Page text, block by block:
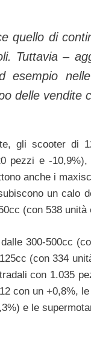
quello di
Tuttavia –
esempio
delle vendite
gli scooter di
pezzi e -
anche i
un calo
(con 538
300-500cc
(con 334
con 1.035
con un +0,8%,
e le